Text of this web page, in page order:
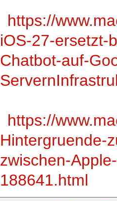
https://
iOS-27-ersetzt-
Chatbot-auf-
https://
Hintergruende-
zwischen-
188641.html